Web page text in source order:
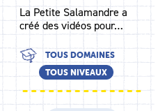
La Petite Salamandre a
créé des vidéos pour…
TOUS DOMAINES
TOUS NIVEAUX